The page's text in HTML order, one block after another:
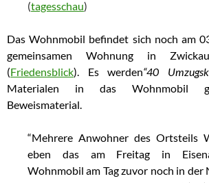
(tagesschau)
Das Wohnmobil befindet sich noch am
gemeinsamen Wohnung in
(Friedensblick). Es werden“40
Materialen in das Wohnmobil
Beweismaterial.
“Mehrere Anwohner des Ortsteils
eben das am Freitag in
Wohnmobil am Tag zuvor noch in der